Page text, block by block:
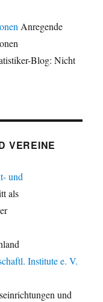
Anregende
Blog: Nicht
VEREINE
und
als
Institute e. V.
und